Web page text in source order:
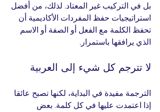
بل في التركيب غير المعتاد. لذلك، من أفضل
استراتيجيات حفظ المفردات الأكاديمية أن
تحفظ الكلمة مع الفعل أو الصفة أو الاسم
الذي يرافقها باستمرار.
لا تترجم كل شيء إلى العربية
الترجمة مفيدة في البداية، لكنها تصبح عائقا
إذا اعتمدت عليها في كل كلمة. بعض